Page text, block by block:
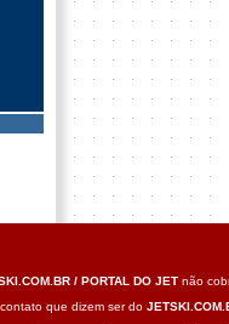
/ PORTAL DO JETnão
que dizem ser do